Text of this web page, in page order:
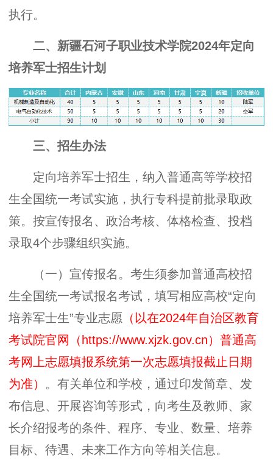
执行。
二、新疆石河子职业技术学院2024年定向
培养军士招生计划
三、招生办法
定向培养军士招生，纳入普通高等学校招
生全国统一考试实施，执行专科提前批录取政
策。按宣传报名、政治考核、体格检查、投档
录取4个步骤组织实施。
（一）宣传报名。考生须参加普通高校招
生全国统一考试报名考试，填写相应高校“定向
培养军士生”专业志愿 （以在2024年自治区教育
考试院官网（https://www.xjzk.gov.cn）普通高
考网上志愿填报系统第一次志愿填报截止日期
为准） 。有关单位和学校，通过印发简章、发
布信息、开展咨询等形式，向考生及教师、家
长介绍报考的条件、程序、专业、数量、培养
目标、待遇、未来工作方向等相关信息。